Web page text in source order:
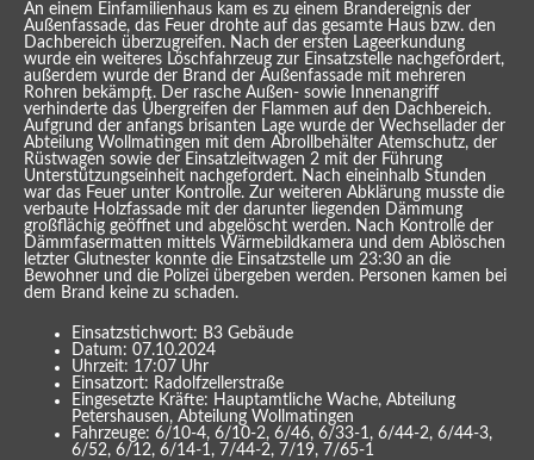
An einem Einfamilienhaus kam es zu einem Brandereignis der
Außenfassade, das Feuer drohte auf das gesamte Haus bzw. den
Dachbereich überzugreifen. Nach der ersten Lageerkundung
wurde ein weiteres Löschfahrzeug zur Einsatzstelle nachgefordert,
außerdem wurde der Brand der Außenfassade mit mehreren
Rohren bekämpft. Der rasche Außen- sowie Innenangriff
verhinderte das Übergreifen der Flammen auf den Dachbereich.
Aufgrund der anfangs brisanten Lage wurde der Wechsellader der
Abteilung Wollmatingen mit dem Abrollbehälter Atemschutz, der
Rüstwagen sowie der Einsatzleitwagen 2 mit der Führung
Unterstützungseinheit nachgefordert. Nach eineinhalb Stunden
war das Feuer unter Kontrolle. Zur weiteren Abklärung musste die
verbaute Holzfassade mit der darunter liegenden Dämmung
großflächig geöffnet und abgelöscht werden. Nach Kontrolle der
Dämmfasermatten mittels Wärmebildkamera und dem Ablöschen
letzter Glutnester konnte die Einsatzstelle um 23:30 an die
Bewohner und die Polizei übergeben werden. Personen kamen bei
dem Brand keine zu schaden.
Einsatzstichwort: B3 Gebäude
Datum: 07.10.2024
Uhrzeit: 17:07 Uhr
Einsatzort: Radolfzellerstraße
Eingesetzte Kräfte: Hauptamtliche Wache, Abteilung
Petershausen, Abteilung Wollmatingen
Fahrzeuge: 6/10-4, 6/10-2, 6/46, 6/33-1, 6/44-2, 6/44-3,
6/52, 6/12, 6/14-1, 7/44-2, 7/19, 7/65-1